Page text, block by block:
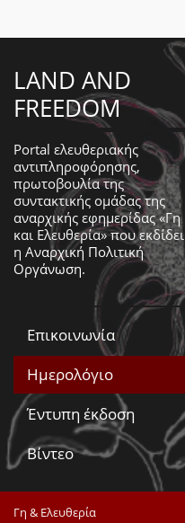
LAND AND
FREEDOM
Portal ελευθεριακής
αντιπληροφόρησης,
πρωτοβουλία της
συντακτικής ομάδας της
αναρχικής εφημερίδας «Γη
και Ελευθερία» που εκδίδει
η Αναρχική Πολιτική
Οργάνωση.
Επικοινωνία
Ημερολόγιο
Έντυπη έκδοση
Βίντεο
Γη & Ελευθερία